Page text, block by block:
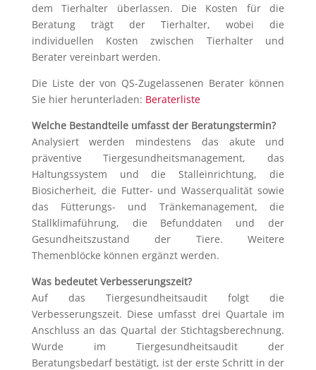
dem Tierhalter überlassen. Die Kosten für die
Beratung trägt der Tierhalter, wobei die
individuellen Kosten zwischen Tierhalter und
Berater vereinbart werden.
Die Liste der von QS-Zugelassenen Berater können
Sie hier herunterladen: Beraterliste
Welche Bestandteile umfasst der Beratungstermin?
Analysiert werden mindestens das akute und
präventive Tiergesundheitsmanagement, das
Haltungssystem und die Stalleinrichtung, die
Biosicherheit, die Futter- und Wasserqualität sowie
das Fütterungs- und Tränkemanagement, die
Stallklimaführung, die Befunddaten und der
Gesundheitszustand der Tiere. Weitere
Themenblöcke können ergänzt werden.
Was bedeutet Verbesserungszeit?
Auf das Tiergesundheitsaudit folgt die
Verbesserungszeit. Diese umfasst drei Quartale im
Anschluss an das Quartal der Stichtagsberechnung.
Wurde im Tiergesundheitsaudit der
Beratungsbedarf bestätigt, ist der erste Schritt in der